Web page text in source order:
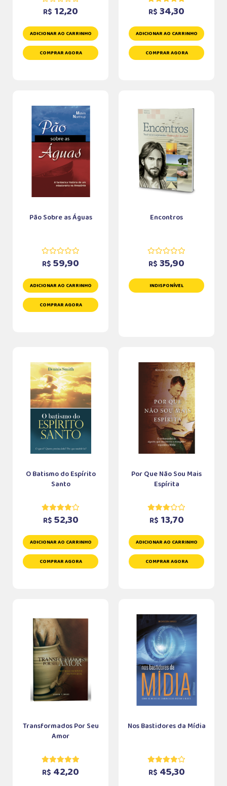
R$ 12,20
ADICIONAR AO CARRINHO
COMPRAR AGORA
R$ 34,30
ADICIONAR AO CARRINHO
COMPRAR AGORA
Pão Sobre as Águas
R$ 59,90
ADICIONAR AO CARRINHO
COMPRAR AGORA
Encontros
R$ 35,90
INDISPONÍVEL
O Batismo do Espírito
Santo
R$ 52,30
ADICIONAR AO CARRINHO
COMPRAR AGORA
Por Que Não Sou Mais
Espírita
R$ 13,70
ADICIONAR AO CARRINHO
COMPRAR AGORA
Transformados Por Seu
Amor
R$ 42,20
Nos Bastidores da Mídia
R$ 45,30